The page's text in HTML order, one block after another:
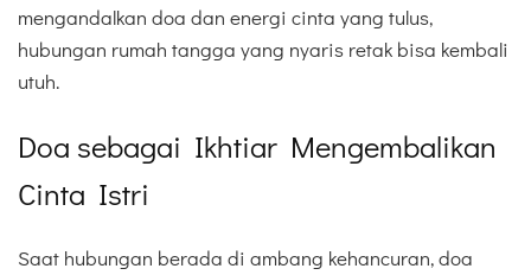
mengandalkan doa dan energi cinta yang tulus,
hubungan rumah tangga yang nyaris retak bisa kembali
utuh.
Doa sebagai Ikhtiar Mengembalikan
Cinta Istri
Saat hubungan berada di ambang kehancuran, doa